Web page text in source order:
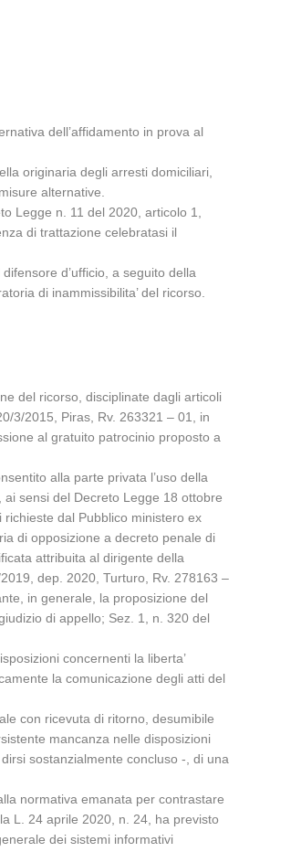
dell’affidamento in prova al
originaria degli arresti domiciliari,
alternative.
Legge n. 11 del 2020, articolo 1,
di trattazione celebratasi il
d’ufficio, a seguito della
di inammissibilita’ del ricorso.
del ricorso, disciplinate dagli articoli
3/2015, Piras, Rv. 263321 – 01, in
al gratuito patrocinio proposto a
alla parte privata l’uso della
ai sensi del Decreto Legge 18 ottobre
dal Pubblico ministero ex
di opposizione a decreto penale di
attribuita al dirigente della
dep. 2020, Turturo, Rv. 278163 –
in generale, la proposizione del
di appello; Sez. 1, n. 320 del
concernenti la liberta’
la comunicazione degli atti del
con ricevuta di ritorno, desumibile
mancanza nelle disposizioni
sostanzialmente concluso -, di una
normativa emanata per contrastare
L. 24 aprile 2020, n. 24, ha previsto
dei sistemi informativi